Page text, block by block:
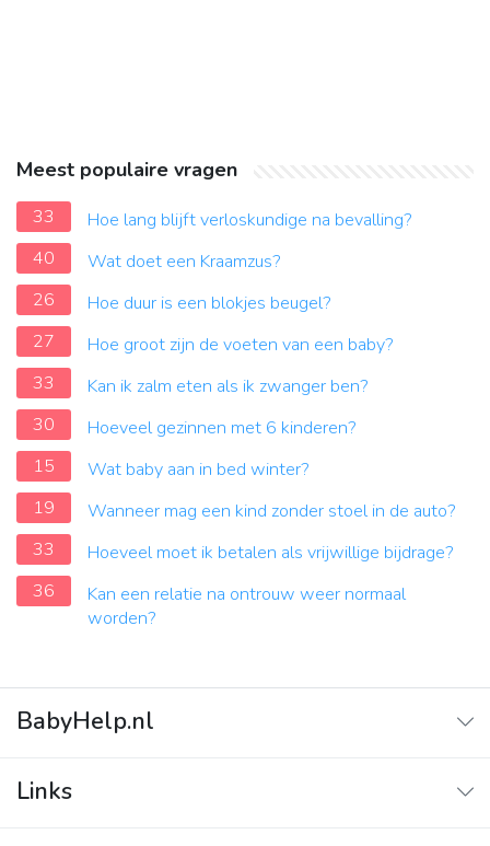
Meest populaire vragen
33
Hoe lang blijft verloskundige na bevalling?
40
Wat doet een Kraamzus?
26
Hoe duur is een blokjes beugel?
27
Hoe groot zijn de voeten van een baby?
33
Kan ik zalm eten als ik zwanger ben?
30
Hoeveel gezinnen met 6 kinderen?
15
Wat baby aan in bed winter?
19
Wanneer mag een kind zonder stoel in de auto?
33
Hoeveel moet ik betalen als vrijwillige bijdrage?
36
Kan een relatie na ontrouw weer normaal
worden?
BabyHelp.nl
Vraag & Antwoord
Links